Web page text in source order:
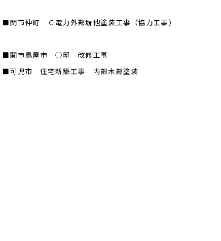
■関市仲町 Ｃ電力外部塀他塗装工事（協力工事）
■関市鳥屋市 ○邸 改修工事
■可児市 住宅新築工事 内部木部塗装